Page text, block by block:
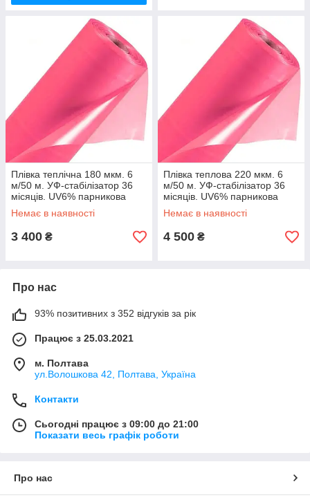
Плівка теплічна 180 мкм. 6
м/50 м. УФ-стабілізатор 36
місяців. UV6% парникова
Немає в наявності
3 400 ₴
Плівка теплова 220 мкм. 6
м/50 м. УФ-стабілізатор 36
місяців. UV6% парникова
Немає в наявності
4 500 ₴
Про нас
93% позитивних з 352 відгуків за рік
Працює з 25.03.2021
м. Полтава
ул.Волошкова 42, Полтава, Україна
Контакти
Сьогодні працює з 09:00 до 21:00
Показати весь графік роботи
Про нас